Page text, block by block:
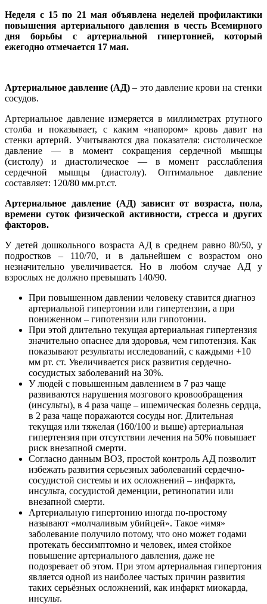
Неделя с 15 по 21 мая объявлена неделей профилактики
повышения артериального давления в честь Всемирного
дня борьбы с артериальной гипертонией, который
ежегодно отмечается 17 мая.
Артериальное давление (АД) – это давление крови на стенки
сосудов.
Артериальное давление измеряется в миллиметрах ртутного
столба и показывает, с каким «напором» кровь давит на
стенки артерий. Учитываются два показателя: систолическое
давление — в момент сокращения сердечной мышцы
(систолу) и диастолическое — в момент расслабления
сердечной мышцы (диастолу). Оптимальное давление
составляет: 120/80 мм.рт.ст.
Артериальное давление (АД) зависит от возраста, пола,
времени суток физической активности, стресса и других
факторов.
У детей дошкольного возраста АД в среднем равно 80/50, у
подростков – 110/70, и в дальнейшем с возрастом оно
незначительно увеличивается. Но в любом случае АД у
взрослых не должно превышать 140/90.
При повышенном давлении человеку ставится диагноз
артериальной гипертонии или гипертензии, а при
пониженном – гипотензии или гипотонии.
При этой длительно текущая артериальная гипертензия
значительно опаснее для здоровья, чем гипотензия. Как
показывают результаты исследований, с каждыми +10
мм рт. ст. Увеличивается риск развития сердечно-
сосудистых заболеваний на 30%.
У людей с повышенным давлением в 7 раз чаще
развиваются нарушения мозгового кровообращения
(инсульты), в 4 раза чаще – ишемическая болезнь сердца,
в 2 раза чаще поражаются сосуды ног. Длительная
текущая или тяжелая (160/100 и выше) артериальная
гипертензия при отсутствии лечения на 50% повышает
риск внезапной смерти.
Согласно данным ВОЗ, простой контроль АД позволит
избежать развития серьезных заболеваний сердечно-
сосудистой системы и их осложнений – инфаркта,
инсульта, сосудистой деменции, ретинопатии или
внезапной смерти.
Артериальную гипертонию иногда по-простому
называют «молчаливым убийцей». Такое «имя»
заболевание получило потому, что оно может годами
протекать бессимптомно и человек, имея стойкое
повышение артериального давления, даже не
подозревает об этом. При этом артериальная гипертония
является одной из наиболее частых причин развития
таких серьёзных осложнений, как инфаркт миокарда,
инсульт.